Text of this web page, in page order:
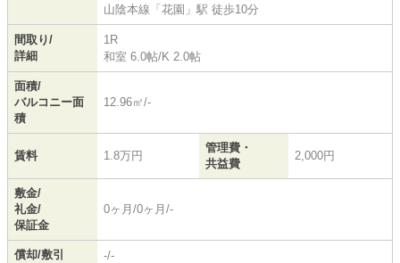
山陰本線 「 花園 」駅 徒歩10分
間取り/
詳細
1R
和室 6.0帖/K 2.0帖
面積/
バルコニー面
積
12.96㎡/-
賃料 1.8万円
管理費・
共益費
2,000円
敷金/
礼金/
保証金
0ヶ月/0ヶ月/-
償却/敷引 -/-